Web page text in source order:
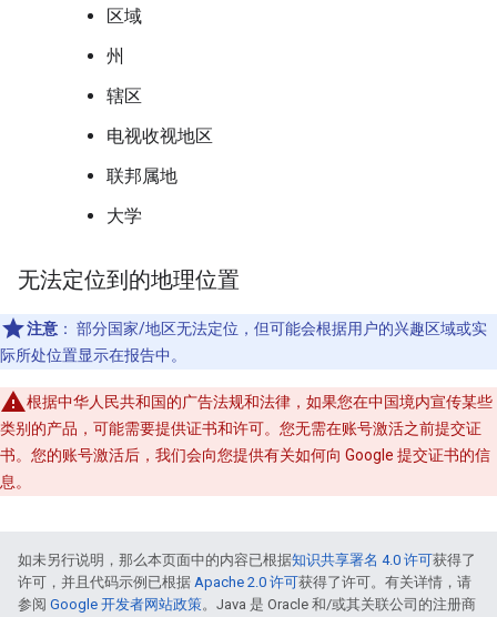
区域
州
辖区
电视收视地区
联邦属地
大学
无法定位到的地理位置
注意 ： 部分国家/地区无法定位，但可能会根据用户的兴趣区域或实
际所处位置显示在报告中。
根据中华人民共和国的广告法规和法律，如果您在中国境内宣传某些
类别的产品，可能需要提供证书和许可。您无需在账号激活之前提交证
书。您的账号激活后，我们会向您提供有关如何向 Google 提交证书的信
息。
如未另行说明，那么本页面中的内容已根据知识共享署名 4.0 许可获得了
许可，并且代码示例已根据 Apache 2.0 许可获得了许可。有关详情，请
参阅 Google 开发者网站政策。Java 是 Oracle 和/或其关联公司的注册商